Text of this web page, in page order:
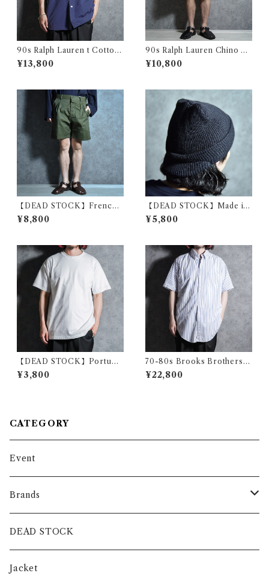
90s Ralph Lauren t Cotton
Linen Typewriter Work Shi
rts ラルフローレン コットン
¥13,800
90s Ralph Lauren Chino T
YLER SHORT Pants ラルフ
ローレン チノ ショートパンツ
¥10,800
【DEAD STOCK】French
Army Short Pants フランス
軍 ショートパンツ
¥8,800
【DEAD STOCK】Made in
USA Knit Cap BLACK アメ
リカ製 ツバ付き ニット キャッ
¥5,800
【DEAD STOCK】Portugal
Army Cotton T-shirts ポル
トガル軍 コットン Tシャツ
¥3,800
70-80s Brooks Brothers
Makers 6 buttons OX B.D.
Shirts ブルックスブラザーズ
¥22,800
CATEGORY
Event
Brands
intch.
SHUREN
DEAD STOCK
Jacket